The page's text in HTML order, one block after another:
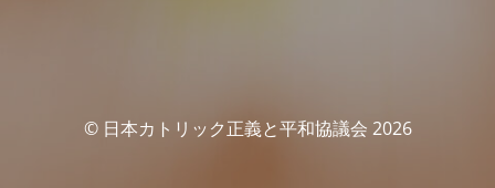
© 日本カトリック正義と平和協議会 2026